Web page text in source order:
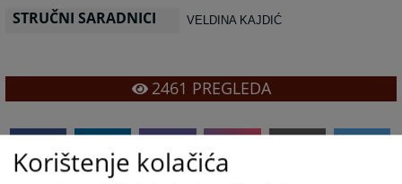
STRUČNI SARADNICI VELDINA KAJDIĆ
2461 PREGLEDA
Korištenje kolačića